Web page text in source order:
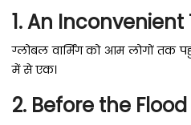
1. An Inconvenient
ग्लोबल वार्मिंग को आम लोगों तक
में से एक।
2. Before the Flood